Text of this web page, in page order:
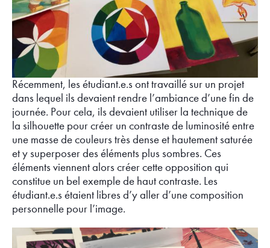
Récemment, les étudiant.e.s ont travaillé sur un projet
dans lequel ils devaient rendre l’ambiance d’une fin de
journée. Pour cela, ils devaient utiliser la technique de
la silhouette pour créer un contraste de luminosité entre
une masse de couleurs très dense et hautement saturée
et y superposer des éléments plus sombres. Ces
éléments viennent alors créer cette opposition qui
constitue un bel exemple de haut contraste. Les
étudiant.e.s étaient libres d’y aller d’une composition
personnelle pour l’image.